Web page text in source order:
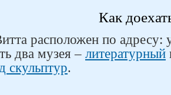
Как
расположен по адресу:
два музея – литературный
скульптур.